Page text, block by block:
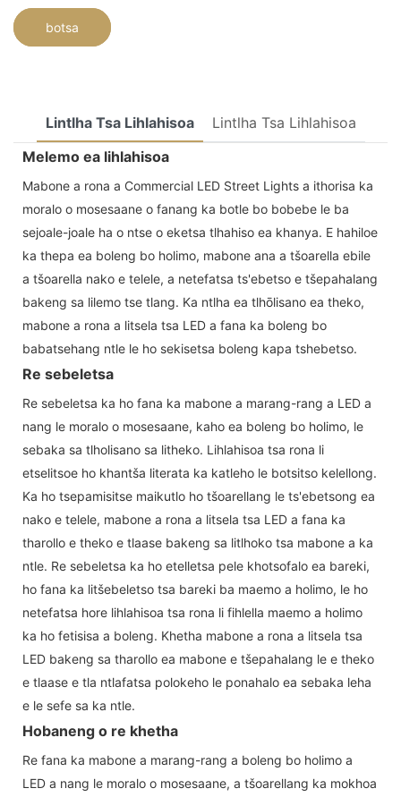
botsa
Lintlha Tsa Lihlahisoa
Lintlha Tsa Lihlahisoa
Melemo ea lihlahisoa
Mabone a rona a Commercial LED Street Lights a ithorisa ka
moralo o mosesaane o fanang ka botle bo bobebe le ba
sejoale-joale ha o ntse o eketsa tlhahiso ea khanya. E hahiloe
ka thepa ea boleng bo holimo, mabone ana a tšoarella ebile
a tšoarella nako e telele, a netefatsa ts'ebetso e tšepahalang
bakeng sa lilemo tse tlang. Ka ntlha ea tlhōlisano ea theko,
mabone a rona a litsela tsa LED a fana ka boleng bo
babatsehang ntle le ho sekisetsa boleng kapa tshebetso.
Re sebeletsa
Re sebeletsa ka ho fana ka mabone a marang-rang a LED a
nang le moralo o mosesaane, kaho ea boleng bo holimo, le
sebaka sa tlholisano sa litheko. Lihlahisoa tsa rona li
etselitsoe ho khantša literata ka katleho le botsitso kelellong.
Ka ho tsepamisitse maikutlo ho tšoarellang le ts'ebetsong ea
nako e telele, mabone a rona a litsela tsa LED a fana ka
tharollo e theko e tlaase bakeng sa litlhoko tsa mabone a ka
ntle. Re sebeletsa ka ho etelletsa pele khotsofalo ea bareki,
ho fana ka litšebeletso tsa bareki ba maemo a holimo, le ho
netefatsa hore lihlahisoa tsa rona li fihlella maemo a holimo
ka ho fetisisa a boleng. Khetha mabone a rona a litsela tsa
LED bakeng sa tharollo ea mabone e tšepahalang le e theko
e tlaase e tla ntlafatsa polokeho le ponahalo ea sebaka leha
e le sefe sa ka ntle.
Hobaneng o re khetha
Re fana ka mabone a marang-rang a boleng bo holimo a
LED a nang le moralo o mosesaane, a tšoarellang ka mokhoa